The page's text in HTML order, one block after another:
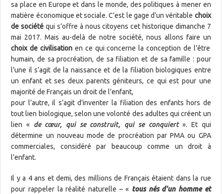
sa place en Europe et dans le monde, des politiques à mener en
matière économique et sociale. C’est le gage d’un véritable choix
de société qui s’offre à nous citoyens cet historique dimanche 7
mai 2017. Mais au-delà de notre société, nous allons faire un
choix de civilisationen ce qui concerne la conception de l’être
humain, de sa procréation, de sa filiation et de sa famille : pour
l’une il s’agit de la naissance et de la filiation biologiques entre
un enfant et ses deux parents géniteurs, ce qui est pour une
majorité de Français un droit de l’enfant,
pour l’autre, il s’agit d’inventer la filiation des enfants hors de
tout lien biologique, selon une volonté des adultes qui créent un
lien « de cœur, qui se construit, qui se conquiert». Et qui
détermine un nouveau mode de procréation par PMA ou GPA
commerciales, considéré par beaucoup comme un droit à
l’enfant.
Il y a 4 ans et demi, des millions de Français étaient dans la rue
pour rappeler la réalité naturelle – « tous nés d’un homme et